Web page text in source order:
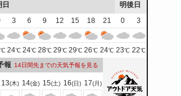
日
明後日
3 6 9 12 15 18 21 0
3
℃ 24℃ 24℃ 28℃ 29℃ 29℃ 26℃ 24℃ 23℃ 22℃
報 14日間先までの天気予報を見る
13(木) 14(金) 15(土) 16(日) 17(月)